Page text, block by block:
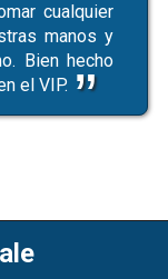
cualquier
manos y
Bien hecho
el VIP.